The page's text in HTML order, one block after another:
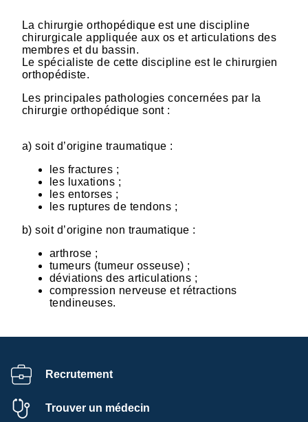
La chirurgie orthopédique est une discipline
chirurgicale appliquée aux os et articulations des
membres et du bassin.
Le spécialiste de cette discipline est le chirurgien
orthopédiste.
Les principales pathologies concernées par la
chirurgie orthopédique sont :
a) soit d’origine traumatique :
les fractures ;
les luxations ;
les entorses ;
les ruptures de tendons ;
b) soit d’origine non traumatique :
arthrose ;
tumeurs (tumeur osseuse) ;
déviations des articulations ;
compression nerveuse et rétractions
tendineuses.
Recrutement
Trouver un médecin